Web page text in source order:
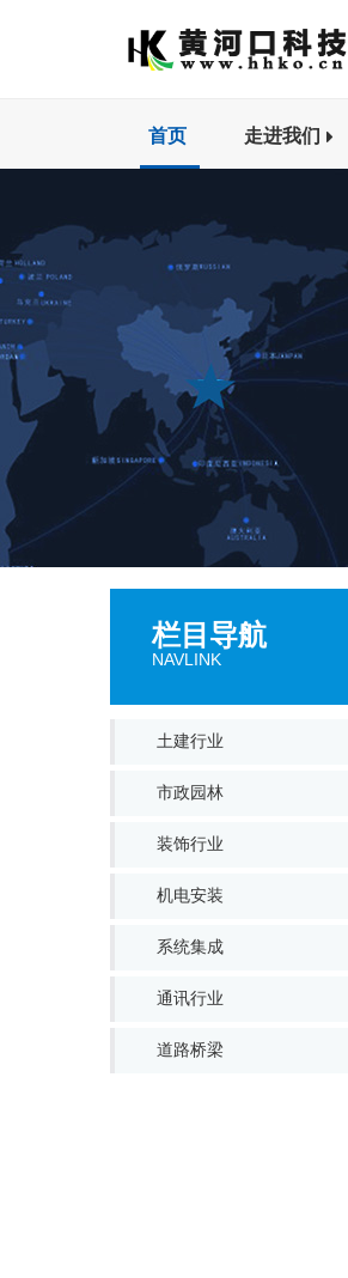
首页 走进我们
栏目导航
NAVLINK
土建行业
市政园林
装饰行业
机电安装
系统集成
通讯行业
道路桥梁